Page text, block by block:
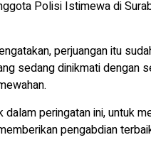
Polisi Istimewa di
perjuangan itu
sedang dinikmati dengan
dalam peringatan ini, untuk
pengabdian